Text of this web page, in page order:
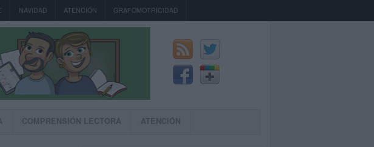
NAVIDAD ATENCIÓN GRAFOMOTRICIDAD
COMPRENSIÓN LECTORA ATENCIÓN